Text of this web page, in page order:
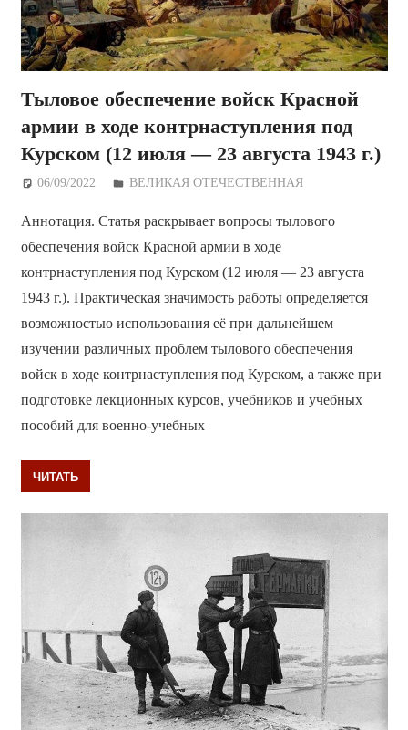
Тыловое обеспечение войск Красной
армии в ходе контрнаступления под
Курском (12 июля — 23 августа 1943 г.)
06/09/2022 Дежурный по Редакции
ВЕЛИКАЯ ОТЕЧЕСТВЕННАЯ
Аннотация. Статья раскрывает вопросы тылового
обеспечения войск Красной армии в ходе
контрнаступления под Курском (12 июля — 23 августа
1943 г.). Практическая значимость работы определяется
возможностью использования её при дальнейшем
изучении различных проблем тылового обеспечения
войск в ходе контрнаступления под Курском, а также при
подготовке лекционных курсов, учебников и учебных
пособий для военно-учебных
ЧИТАТЬ